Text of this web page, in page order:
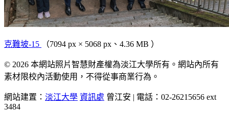
克難坡-15 （7094 px × 5068 px、4.36 MB ）
© 2026 本網站照片智慧財產權為淡江大學所有。網站內所有
素材限校內活動使用，不得從事商業行為。
網站建置： 淡江大學 資訊處 曾江安 | 電話：02-26215656 ext
3484